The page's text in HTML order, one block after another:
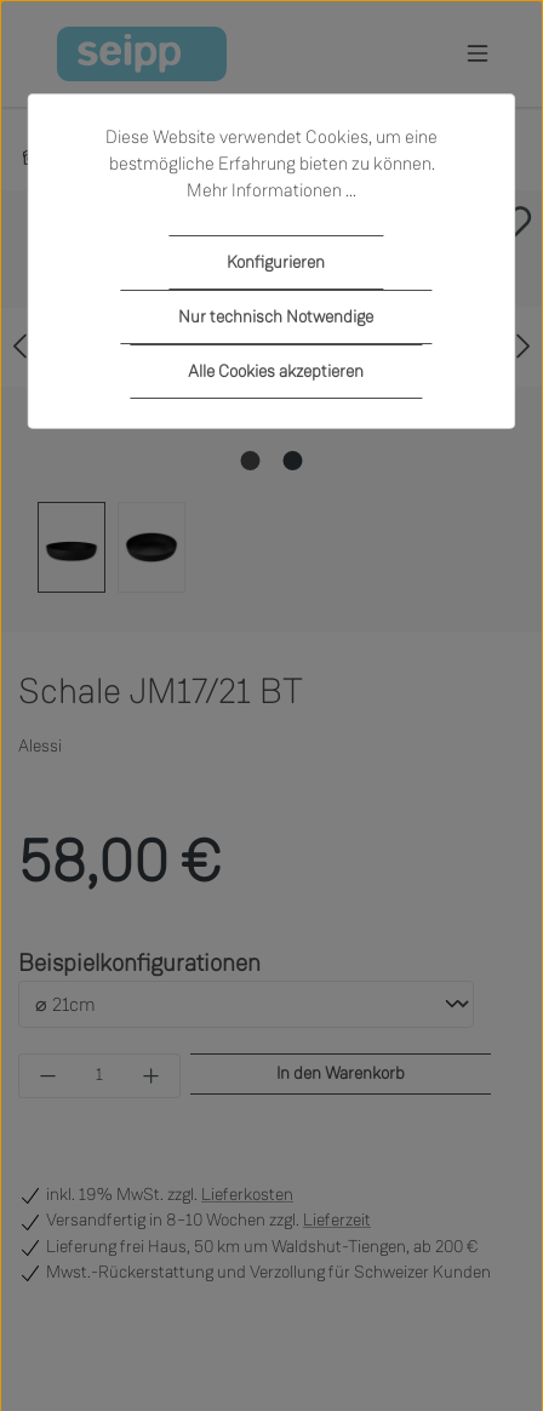
Zum Hauptinhalt springen
Produkte Küche Küchenaccessoires
Schale JM17/21 BT
Alessi
58,00 €
Beispielkonfigurationen
Produkt Anzahl: Gib den gewünschten Wert
In den Warenkorb
inkl. 19% MwSt. zzgl. Lieferkosten
Versandfertig in 8–10 Wochen zzgl. Lieferzeit
Lieferung frei Haus, 50 km um Waldshut-Tiengen, ab 200 €
Mwst.-Rückerstattung und Verzollung für Schweizer Kunden
Diese Website verwendet Cookies, um eine
bestmögliche Erfahrung bieten zu können.
Mehr Informationen ...
Nur technisch Notwendige
Konfigurieren
Alle Cookies akzeptieren